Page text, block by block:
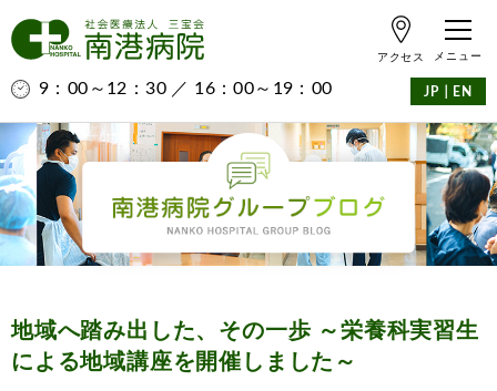
9：00～12：30 ／ 16：00～19：00
アクセス
JP EN
地域へ踏み出した、その一歩 ～栄養科実習生
による地域講座を開催しました～